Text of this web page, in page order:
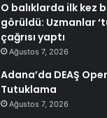
O balıklarda ilk kez
görüldü: Uzmanlar
çağrısı yaptı
Ağustos 7, 2026
Adana’da DEAŞ
Tutuklama
Ağustos 7, 2026